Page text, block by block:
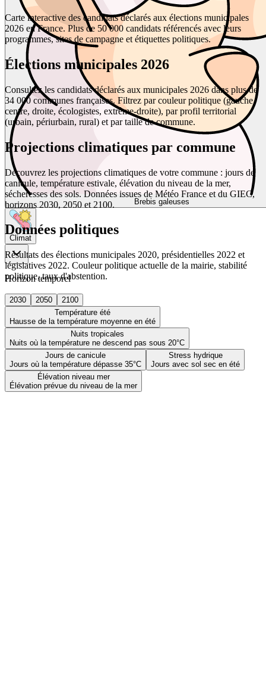
Brebis galeuses
Climat
Horizon temporel
2030 2050
2100
Température été
Hausse de la température moyenne en été
Nuits tropicales
Nuits où la température ne descend pas sous 20°C
Jours de canicule
Jours où la température dépasse 35°C
Stress hydrique
Jours avec sol sec en été
Élévation niveau mer
Élévation prévue du niveau de la mer
Carte interactive des candidats déclarés aux élections municipales
2026 en France. Plus de 50 000 candidats référencés avec leurs
programmes, sites de campagne et étiquettes politiques.
Élections municipales 2026
Consultez les candidats déclarés aux municipales 2026 dans plus de
34 000 communes françaises. Filtrez par couleur politique (gauche,
centre, droite, écologistes, extrême-droite), par profil territorial
(urbain, périurbain, rural) et par taille de commune.
Projections climatiques par commune
Découvrez les projections climatiques de votre commune : jours de
canicule, température estivale, élévation du niveau de la mer,
sécheresses des sols. Données issues de Météo France et du GIEC,
horizons 2030, 2050 et 2100.
Données politiques
Résultats des élections municipales 2020, présidentielles 2022 et
législatives 2022. Couleur politique actuelle de la mairie, stabilité
politique, taux d'abstention.